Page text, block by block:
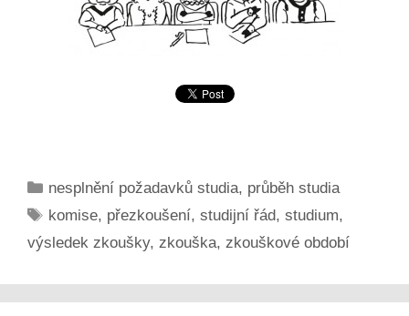
Rubriky
nesplnění požadavků studia, průběh studia
Štítky
komise, přezkoušení,studijní řád,studium,
výsledek zkoušky, zkouška, zkouškové období